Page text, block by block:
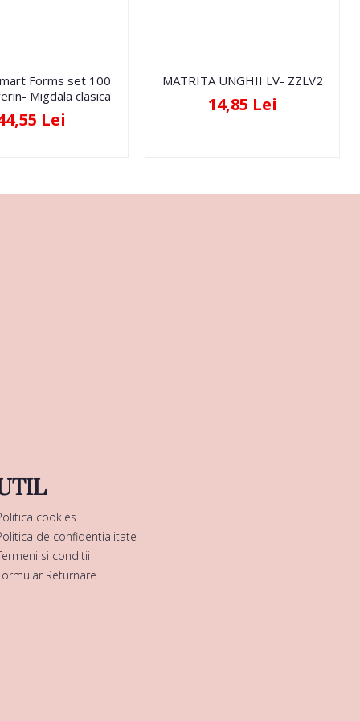
Forms set 100
Migdala clasica
Lei
MATRITA UNGHII LV- ZZLV2
14,85 Lei
cookies
de confidentialitate
si conditii
Returnare